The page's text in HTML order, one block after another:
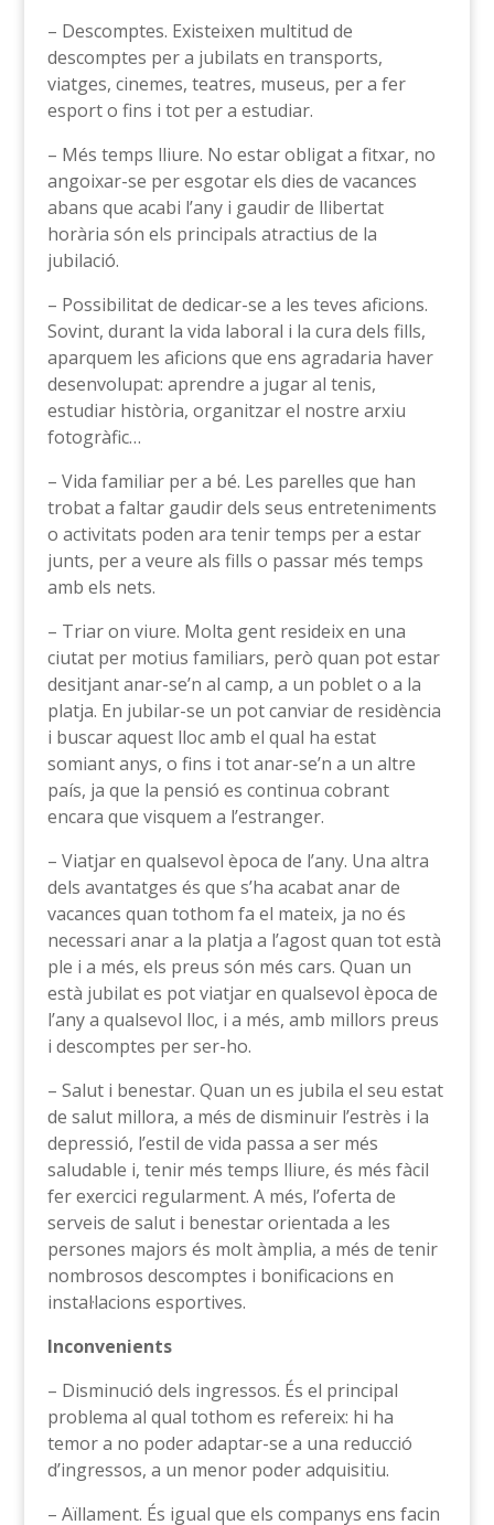
– Descomptes. Existeixen multitud de
descomptes per a jubilats en transports,
viatges, cinemes, teatres, museus, per a fer
esport o fins i tot per a estudiar.
– Més temps lliure. No estar obligat a fitxar, no
angoixar-se per esgotar els dies de vacances
abans que acabi l’any i gaudir de llibertat
horària són els principals atractius de la
jubilació.
– Possibilitat de dedicar-se a les teves aficions.
Sovint, durant la vida laboral i la cura dels fills,
aparquem les aficions que ens agradaria haver
desenvolupat: aprendre a jugar al tenis,
estudiar història, organitzar el nostre arxiu
fotogràfic…
– Vida familiar per a bé. Les parelles que han
trobat a faltar gaudir dels seus entreteniments
o activitats poden ara tenir temps per a estar
junts, per a veure als fills o passar més temps
amb els nets.
– Triar on viure. Molta gent resideix en una
ciutat per motius familiars, però quan pot estar
desitjant anar-se’n al camp, a un poblet o a la
platja. En jubilar-se un pot canviar de residència
i buscar aquest lloc amb el qual ha estat
somiant anys, o fins i tot anar-se’n a un altre
país, ja que la pensió es continua cobrant
encara que visquem a l’estranger.
– Viatjar en qualsevol època de l’any. Una altra
dels avantatges és que s’ha acabat anar de
vacances quan tothom fa el mateix, ja no és
necessari anar a la platja a l’agost quan tot està
ple i a més, els preus són més cars. Quan un
està jubilat es pot viatjar en qualsevol època de
l’any a qualsevol lloc, i a més, amb millors preus
i descomptes per ser-ho.
– Salut i benestar. Quan un es jubila el seu estat
de salut millora, a més de disminuir l’estrès i la
depressió, l’estil de vida passa a ser més
saludable i, tenir més temps lliure, és més fàcil
fer exercici regularment. A més, l’oferta de
serveis de salut i benestar orientada a les
persones majors és molt àmplia, a més de tenir
nombrosos descomptes i bonificacions en
instal·lacions esportives.
Inconvenients
– Disminució dels ingressos. És el principal
problema al qual tothom es refereix: hi ha
temor a no poder adaptar-se a una reducció
d’ingressos, a un menor poder adquisitiu.
– Aïllament. És igual que els companys ens facin